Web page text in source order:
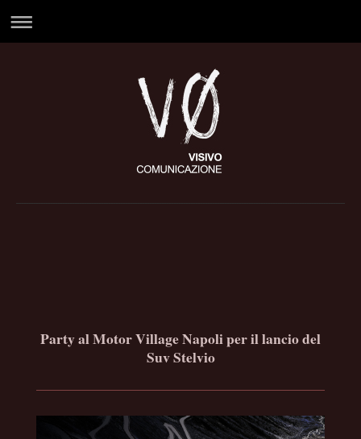
Party al Motor Village Napoli per il lancio del
Suv Stelvio